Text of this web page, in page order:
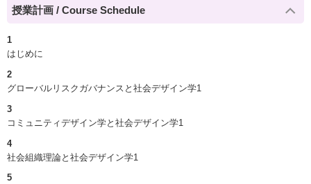
授業計画 / Course Schedule
1
はじめに
2
グローバルリスクガバナンスと社会デザイン学1
3
コミュニティデザイン学と社会デザイン学1
4
社会組織理論と社会デザイン学1
5